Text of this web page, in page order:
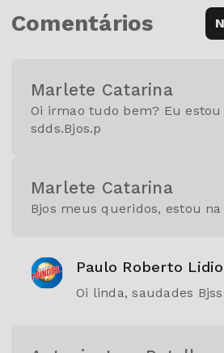
Comentários
Oi irmao tudo bem? Eu
sdds.Bjos.p
Marlete Catarina
Bjos meus queridos, estou
Marlete Catarina
Oi linda, saudades
Paulo Roberto Lidio